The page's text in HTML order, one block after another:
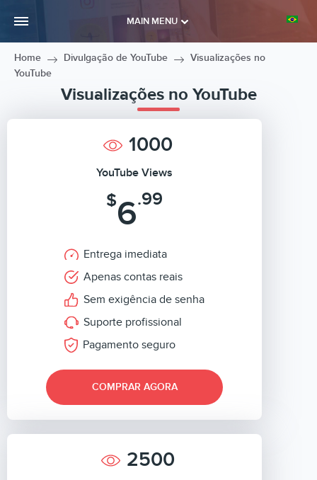
MAIN MENU
Home Divulgação de YouTube
Visualizações no
YouTube
Visualizações no YouTube
1000
YouTube Views
$6.99
Entrega imediata
Apenas contas reais
Sem exigência de senha
Suporte profissional
Pagamento seguro
COMPRAR AGORA
2500